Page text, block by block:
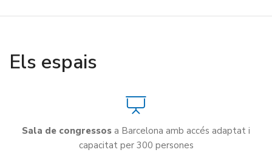
Els espais
Sala de congressos a Barcelona amb accés adaptat i
capacitat per 300 persones